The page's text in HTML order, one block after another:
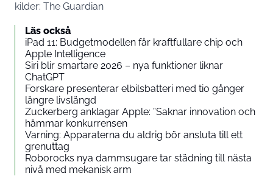
kilder: The Guardian
Läs också
iPad 11: Budgetmodellen får kraftfullare chip och
Apple Intelligence
Siri blir smartare 2026 – nya funktioner liknar
ChatGPT
Forskare presenterar elbilsbatteri med tio gånger
längre livslängd
Zuckerberg anklagar Apple: ”Saknar innovation och
hämmar konkurrensen
Varning: Apparaterna du aldrig bör ansluta till ett
grenuttag
Roborocks nya dammsugare tar städning till nästa
nivå med mekanisk arm